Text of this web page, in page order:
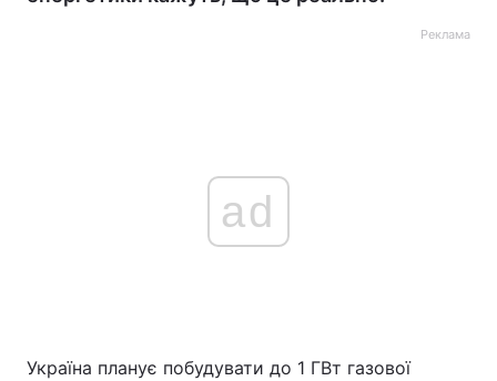
Реклама
ad
Україна планує побудувати до 1 ГВт газової